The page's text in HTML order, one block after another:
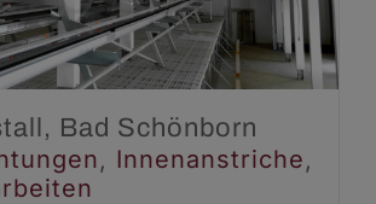
Innenanstriche Lackierarbeiten
Bad Schönborn
, Innenanstriche,